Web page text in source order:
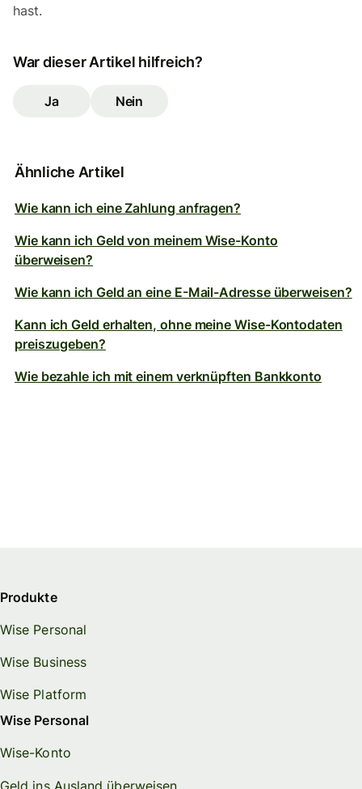
hast.
War dieser Artikel hilfreich?
Ja Nein
Ähnliche Artikel
Wie kann ich eine Zahlung anfragen?
Wie kann ich Geld von meinem Wise-Konto
überweisen?
Wie kann ich Geld an eine E-Mail-Adresse überweisen?
Kann ich Geld erhalten, ohne meine Wise-Kontodaten
preiszugeben?
Wie bezahle ich mit einem verknüpften Bankkonto
Produkte
Wise Personal
Wise Business
Wise Platform
Wise Personal
Wise-Konto
Geld ins Ausland überweisen